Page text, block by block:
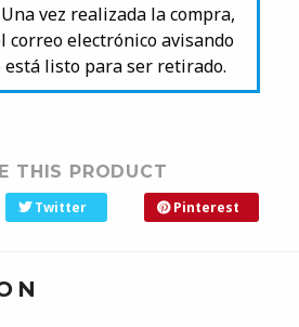
vez realizada la compra,
correo electrónico avisando
está listo para ser retirado.
THIS PRODUCT
Twitter Pinterest